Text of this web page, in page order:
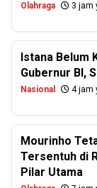
Olahraga 3 jam
Istana Belum
Gubernur BI,
Nasional 4 jam
Mourinho
Tersentuh di
Pilar Utama